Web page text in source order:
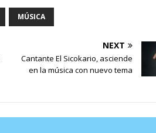
MÚSICA
NEXT
Cantante El Sicokario, asciende
en la música con nuevo tema